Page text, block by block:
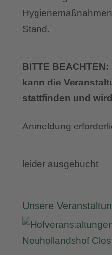
Stand.
BITTE
kann die
stattfinden und
Anmeldung
leider ausgebucht
Unsere